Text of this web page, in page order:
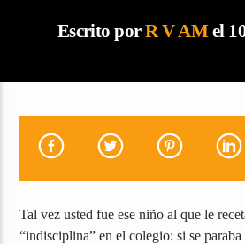
Escrito porR V AMel
Tal vez usted fue ese niño al que le
“indisciplina” en el colegio: si se